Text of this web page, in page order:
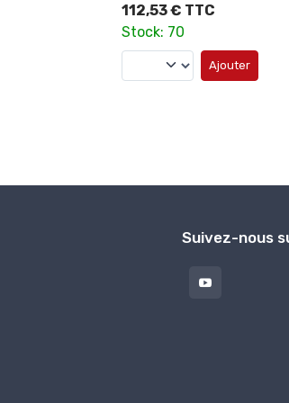
112,53 € TTC
Stock: 70
Ajouter
Suivez-nous